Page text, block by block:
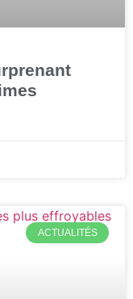
ACTUALITÉS